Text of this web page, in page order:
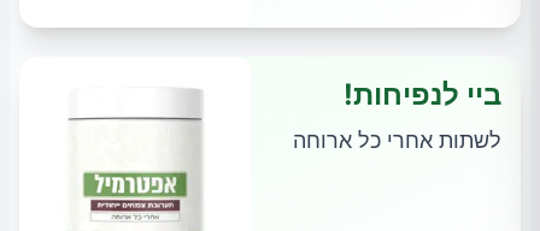
ביי לנפיחות!
לשתות אחרי כל ארוחה